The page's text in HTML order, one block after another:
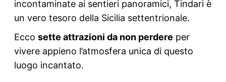
incontaminate ai sentieri panoramici, Tindari è
un vero tesoro della Sicilia settentrionale.
Ecco sette attrazioni da non perdere per
vivere appieno l’atmosfera unica di questo
luogo incantato.